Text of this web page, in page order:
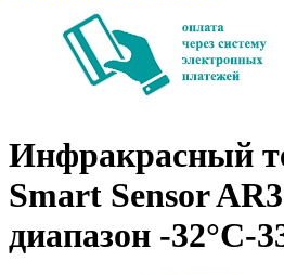
Инфракрасный
Smart Sensor
диапазон -32°C-